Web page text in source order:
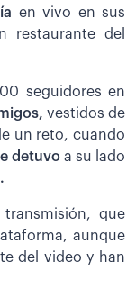
en vivo en sus
restaurante del
seguidores en
vestidos de
un reto, cuando
detuvoa su lado
que
aunque
del video y han